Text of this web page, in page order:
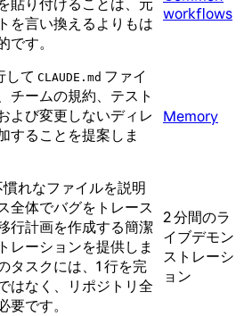
貼り付けることは、元
を言い換えるよりもは
です。
workflows
して CLAUDE.md ファイ
チームの規約、テスト
よび変更しないディレ
することを提案しま
Memory
れなファイルを説明
全体でバグをトレース
行計画を作成する簡潔
レーションを提供しま
タスクには、1 行を完
はなく、リポジトリ全
要です。
2 分間のラ
イブデモン
ストレーシ
ョン